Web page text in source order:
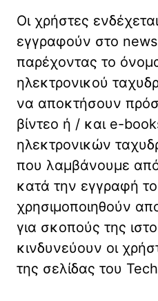
Οι χρήστες
εγγραφούν στο
παρέχοντας το
ηλεκτρονικού
να αποκτήσουν
βίντεο ή / και e-
ηλεκτρονικών
που λαμβάνουμε
κατά την εγγραφή
χρησιμοποιηθούν
για σκοπούς της
κινδυνεύουν οι
της σελίδας του